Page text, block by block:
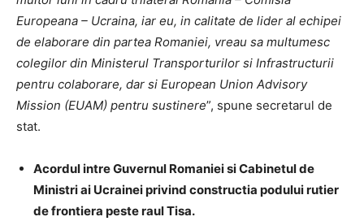
Europeana – Ucraina, iar eu, in calitate de lider al echipei
de elaborare din partea Romaniei, vreau sa multumesc
colegilor din Ministerul Transporturilor si Infrastructurii
pentru colaborare, dar si European Union Advisory
Mission (EUAM) pentru sustinere”, spune secretarul de
stat.
Acordul intre Guvernul Romaniei si Cabinetul de
Ministri ai Ucrainei privind constructia podului rutier
de frontiera peste raul Tisa.